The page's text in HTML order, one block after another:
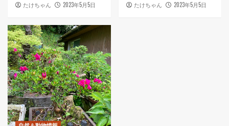
たけちゃん 2023年5月5日 たけちゃん 2023年5月5日